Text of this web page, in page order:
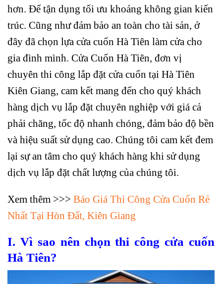
hơn. Để tận dụng tối ưu khoảng không gian kiến
trúc. Cũng như đảm bảo an toàn cho tài sản, ở
đây đã chọn lựa cửa cuốn Hà Tiên làm cửa cho
gia đình mình. Cửa Cuốn Hà Tiên, đơn vị
chuyên thi công lắp đặt cửa cuốn tại Hà Tiên
Kiên Giang, cam kết mang đến cho quý khách
hàng dịch vụ lắp đặt chuyên nghiệp với giá cả
phải chăng, tốc độ nhanh chóng, đảm bảo độ bền
và hiệu suất sử dụng cao. Chúng tôi cam kết đem
lại sự an tâm cho quý khách hàng khi sử dụng
dịch vụ lắp đặt chất lượng của chúng tôi.
Xem thêm >>> Báo Giá Thi Công Cửa Cuốn Rẻ
Nhất Tại Hòn Đất, Kiên Giang
I. Vì sao nên chọn thi công cửa cuốn
Hà Tiên?